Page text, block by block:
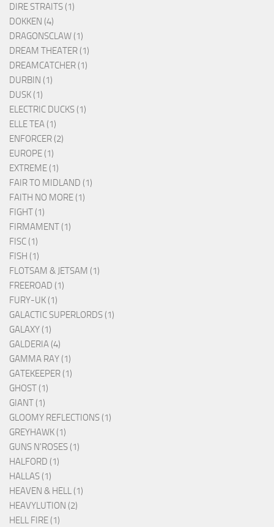
DIRE STRAITS (1)
DOKKEN (4)
DRAGONSCLAW (1)
DREAM THEATER (1)
DREAMCATCHER (1)
DURBIN (1)
DUSK (1)
ELECTRIC DUCKS (1)
ELLE TEA (1)
ENFORCER (2)
EUROPE (1)
EXTREME (1)
FAIR TO MIDLAND (1)
FAITH NO MORE (1)
FIGHT (1)
FIRMAMENT (1)
FISC (1)
FISH (1)
FLOTSAM & JETSAM (1)
FREEROAD (1)
FURY-UK (1)
GALACTIC SUPERLORDS (1)
GALAXY (1)
GALDERIA (4)
GAMMA RAY (1)
GATEKEEPER (1)
GHOST (1)
GIANT (1)
GLOOMY REFLECTIONS (1)
GREYHAWK (1)
GUNS N'ROSES (1)
HALFORD (1)
HALLAS (1)
HEAVEN & HELL (1)
HEAVYLUTION (2)
HELL FIRE (1)